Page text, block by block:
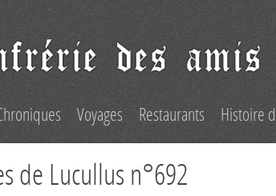
Voyages Restaurants Histoire
de Lucullus n°692